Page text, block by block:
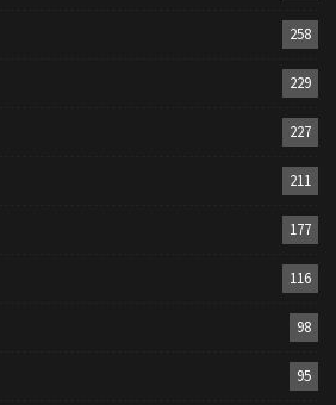
258
229
227
211
177
116
98
95